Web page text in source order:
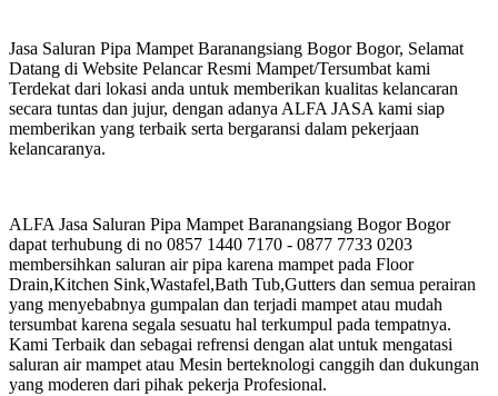
Jasa Saluran Pipa Mampet Baranangsiang Bogor Bogor, Selamat
Datang di Website Pelancar Resmi Mampet/Tersumbat kami
Terdekat dari lokasi anda untuk memberikan kualitas kelancaran
secara tuntas dan jujur, dengan adanya ALFA JASA kami siap
memberikan yang terbaik serta bergaransi dalam pekerjaan
kelancaranya.
ALFA Jasa Saluran Pipa Mampet Baranangsiang Bogor Bogor
dapat terhubung di no 0857 1440 7170 - 0877 7733 0203
membersihkan saluran air pipa karena mampet pada Floor
Drain,Kitchen Sink,Wastafel,Bath Tub,Gutters dan semua perairan
yang menyebabnya gumpalan dan terjadi mampet atau mudah
tersumbat karena segala sesuatu hal terkumpul pada tempatnya.
Kami Terbaik dan sebagai refrensi dengan alat untuk mengatasi
saluran air mampet atau Mesin berteknologi canggih dan dukungan
yang moderen dari pihak pekerja Profesional.